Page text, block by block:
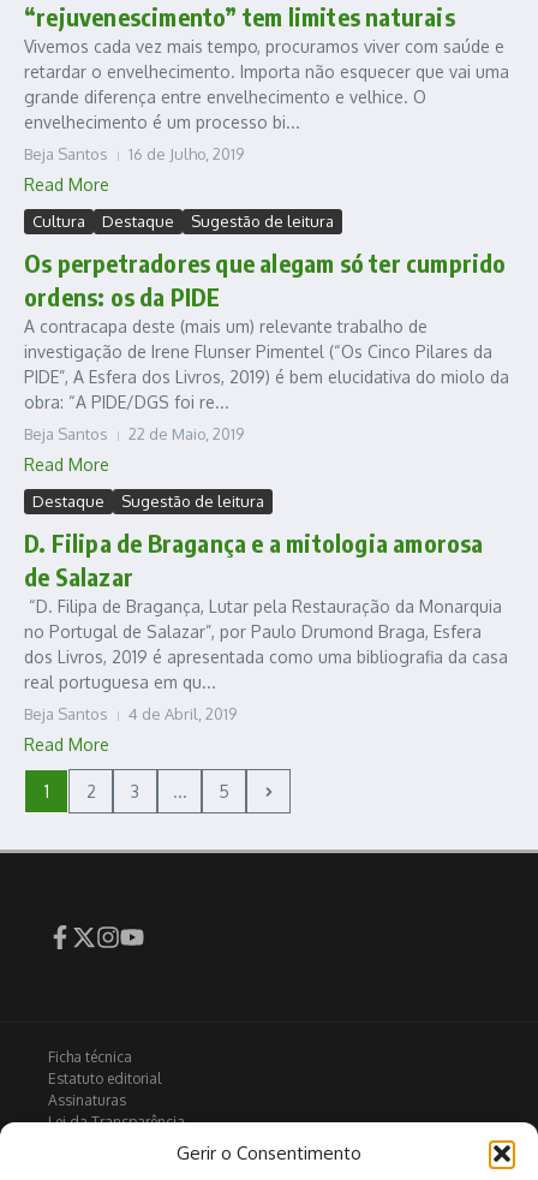
Gerir o Consentimento
“rejuvenescimento” tem limites naturais
Vivemos cada vez mais tempo, procuramos viver com saúde e
retardar o envelhecimento. Importa não esquecer que vai uma
grande diferença entre envelhecimento e velhice. O
envelhecimento é um processo bi...
Beja Santos 16 de Julho, 2019
Read More
Cultura Destaque Sugestão de leitura
Os perpetradores que alegam só ter cumprido
ordens: os da PIDE
A contracapa deste (mais um) relevante trabalho de
investigação de Irene Flunser Pimentel (“Os Cinco Pilares da
PIDE”, A Esfera dos Livros, 2019) é bem elucidativa do miolo da
obra: “A PIDE/DGS foi re...
Beja Santos 22 de Maio, 2019
Read More
Destaque Sugestão de leitura
D. Filipa de Bragança e a mitologia amorosa
de Salazar
“D. Filipa de Bragança, Lutar pela Restauração da Monarquia
no Portugal de Salazar”, por Paulo Drumond Braga, Esfera
dos Livros, 2019 é apresentada como uma bibliografia da casa
real portuguesa em qu...
Beja Santos 4 de Abril, 2019
Read More
1 2 3 ... 5
Ficha técnica
Estatuto editorial
Assinaturas
Lei da Transparência
Política de privacidade